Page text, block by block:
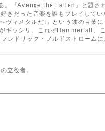
『Avenge the Fallen』と題さ
きだった音楽を誰もプレイして
ィメタルだ!」という彼の言葉
ギッシリ。これぞHammerfall、
レドリック・ノルドストロームに
立役者。